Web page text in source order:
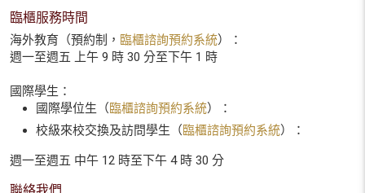
臨櫃服務時間
海外教育（預約制， 臨櫃諮詢預約系統）：
週一至週五 上午 9 時 30 分至下午 1 時
國際學生：
國際學位生（臨櫃諮詢預約系統）：
校級來校交換及訪問學生（臨櫃諮詢預約系統）：
週一至週五 中午 12 時至下午 4 時 30 分